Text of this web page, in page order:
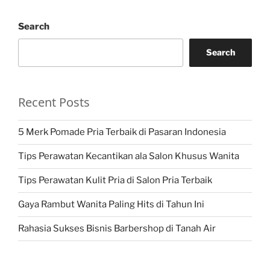
Search
Search
Recent Posts
5 Merk Pomade Pria Terbaik di Pasaran Indonesia
Tips Perawatan Kecantikan ala Salon Khusus Wanita
Tips Perawatan Kulit Pria di Salon Pria Terbaik
Gaya Rambut Wanita Paling Hits di Tahun Ini
Rahasia Sukses Bisnis Barbershop di Tanah Air